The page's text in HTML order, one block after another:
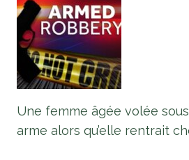
Une femme âgée volée sous
arme alors qu’elle rentrait